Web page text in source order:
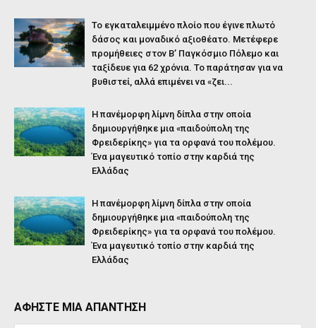
Το εγκαταλειμμένο πλοίο που έγινε πλωτό
δάσος και μοναδικό αξιοθέατο. Μετέφερε
προμήθειες στον Β’ Παγκόσμιο Πόλεμο και
ταξίδευε για 62 χρόνια. Το παράτησαν για να
βυθιστεί, αλλά επιμένει να «ζει...
Η πανέμορφη λίμνη δίπλα στην οποία
δημιουργήθηκε μια «παιδούπολη της
Φρειδερίκης» για τα ορφανά του πολέμου.
Ένα μαγευτικό τοπίο στην καρδιά της
Ελλάδας
Η πανέμορφη λίμνη δίπλα στην οποία
δημιουργήθηκε μια «παιδούπολη της
Φρειδερίκης» για τα ορφανά του πολέμου.
Ένα μαγευτικό τοπίο στην καρδιά της
Ελλάδας
ΑΦΗΣΤΕ ΜΙΑ ΑΠΑΝΤΗΣΗ